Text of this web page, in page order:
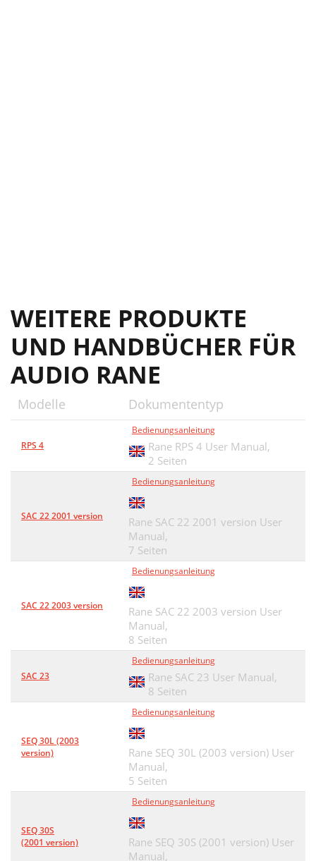
WEITERE PRODUKTE
UND HANDBÜCHER FÜR
AUDIO RANE
Modelle Dokumententyp
RPS 4
Bedienungsanleitung
Rane RPS 4 User Manual,
2 Seiten
SAC 22 2001 version
Bedienungsanleitung
Rane SAC 22 2001 version User
Manual,
7 Seiten
SAC 22 2003 version
Bedienungsanleitung
Rane SAC 22 2003 version User
Manual,
8 Seiten
SAC 23
Bedienungsanleitung
Rane SAC 23 User Manual,
8 Seiten
SEQ 30L (2003
version)
Bedienungsanleitung
Rane SEQ 30L (2003 version) User
Manual,
5 Seiten
SEQ 30S
(2001 version)
Bedienungsanleitung
Rane SEQ 30S (2001 version) User
Manual,